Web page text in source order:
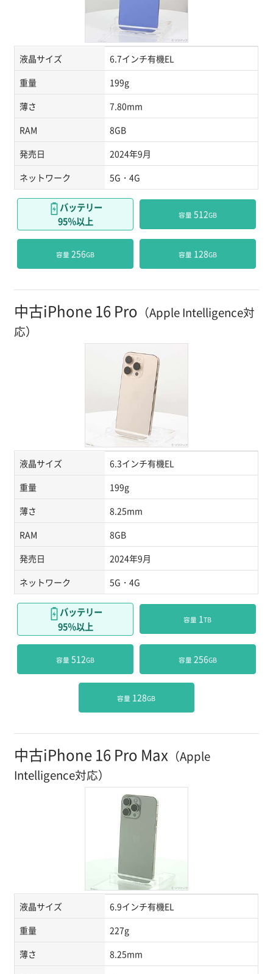
液晶サイズ
6.7インチ有機EL
重量
199g
薄さ
7.80mm
RAM
8GB
発売日
2024年9月
ネットワーク
5G・4G
バッテリー
95％以上
容量 512GB
容量 256GB 容量 128GB
中古iPhone 16 Pro （Apple Intelligence対
応）
液晶サイズ
6.3インチ有機EL
重量
199g
薄さ
8.25mm
RAM
8GB
発売日
2024年9月
ネットワーク
5G・4G
バッテリー
95％以上
容量 1TB
容量 512GB 容量 256GB
容量 128GB
中古iPhone 16 Pro Max （Apple
Intelligence対応）
液晶サイズ
6.9インチ有機EL
重量
227g
薄さ
8.25mm